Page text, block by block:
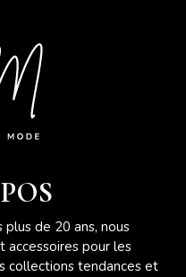
de 20 ans, nous
accessoires pour les
collections tendances et